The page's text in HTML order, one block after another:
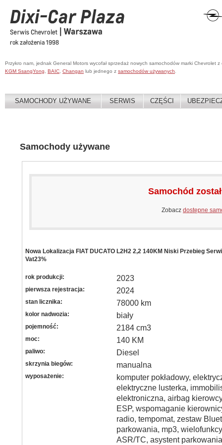
Przykro nam, jednak General Motors wycofał sprzedaż nowych samochodów marki Chevrolet
KGM SsangYong
BAIC Changan lub jednego z samochodów używanych
SAMOCHODY UŻYWANE SERWIS CZĘŚCI
Samochody używane
Samochód
Zobacz dostępne
Nowa Lokalizacja FIAT DUCATO L2H2 2,2 140KM Niski Przebieg
Vat23%
rok produkcji: 2023
pierwsza rejestracja: 2024
stan licznika: 78000 km
kolor nadwozia: biały
pojemność: 2184 cm3
moc: 140 KM
paliwo: Diesel
skrzynia biegów: manualna
wyposażenie:
komputer pokładowy,
elektryczne lusterka,
elektroniczna, airbag
ESP, wspomaganie
radio, tempomat, zestaw
parkowania, mp3,
ASR/TC, asystent